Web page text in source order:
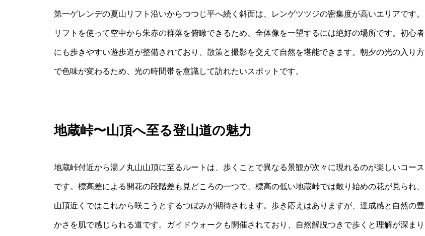
第一ゲレンデの夏山リフト沿いからつつじ平へ続く斜面は、レンゲツツジの密集度が高いエリアです。
リフトを使って空中から朱赤の群落を俯瞰できるため、全体像を一望するには絶好の場所です。初心者
にも歩きやすい遊歩道が整備されており、散策と撮影を交えて自然を堪能できます。朝夕の光の入り方
で色味が変わるため、光の時間帯を意識して訪れたいスポットです。
地蔵峠〜山頂へ至る登山道の魅力
地蔵峠付近から湯ノ丸山山頂に至るルートは、歩くことで異なる景観が次々に現れるのが楽しいコース
です。標高差による開花の段階差も見どころの一つで、標高の低い地蔵峠では散り始めの花が見られ、
山頂近くではこれから咲こうとするつぼみが期待されます。歩き応えはありますが、達成感と自然の豊
かさを肌で感じられる道です。ガイドウォークも開催されており、自然解説つきで歩くと理解が深まり